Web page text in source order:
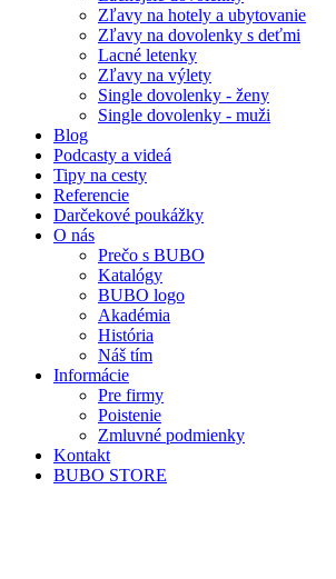
Zľavy na hotely a ubytovanie
Zľavy na dovolenky s deťmi
Lacné letenky
Zľavy na výlety
Single dovolenky - ženy
Single dovolenky - muži
Blog
Podcasty a videá
Tipy na cesty
Referencie
Darčekové poukážky
O nás
Prečo s BUBO
Katalógy
BUBO logo
Akadémia
História
Náš tím
Informácie
Pre firmy
Poistenie
Zmluvné podmienky
Kontakt
BUBO STORE